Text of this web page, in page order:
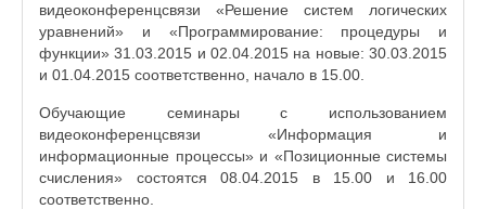
видеоконференцсвязи «Решение систем логических
уравнений» и «Программирование: процедуры и
функции» 31.03.2015 и 02.04.2015 на новые: 30.03.2015
и 01.04.2015 соответственно, начало в 15.00.
Обучающие семинары с использованием
видеоконференцсвязи «Информация и
информационные процессы» и «Позиционные системы
счисления» состоятся 08.04.2015 в 15.00 и 16.00
соответственно.